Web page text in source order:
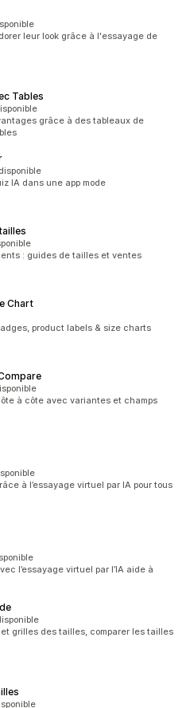
leur look grâce à l'essayage de
Tables
grâce à des tableaux de
IA dans une app mode
: guides de tailles et ventes
Chart
product labels & size charts
à côte avec variantes et champs
à l’essayage virtuel par IA pour tous
l’essayage virtuel par l’IA aide à
grilles des tailles, comparer les tailles